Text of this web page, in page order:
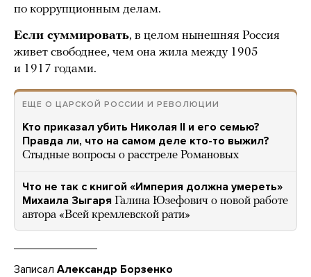
по коррупционным делам.
Если суммировать, в целом нынешняя Россия
живет свободнее, чем она жила между 1905
и 1917 годами.
ЕЩЕ О ЦАРСКОЙ РОССИИ И РЕВОЛЮЦИИ
Кто приказал убить Николая II и его семью?
Правда ли, что на самом деле кто-то выжил?
Стыдные вопросы о расстреле Романовых
Что не так с книгой «Империя должна умереть»
Михаила Зыгаря Галина Юзефович о новой работе
автора «Всей кремлевской рати»
Записал Александр Борзенко